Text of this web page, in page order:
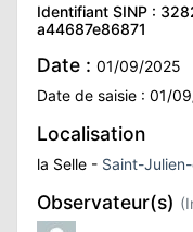
Identifiant SINP :
a44687e86871
Date : 01/09/2025
Date de saisie : 01/
Localisation
la Selle - Saint-
Observateur(s)